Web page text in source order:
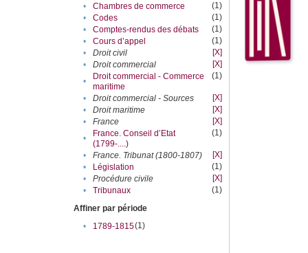
•
Chambres de commerce
(1)
•
Codes
(1)
•
Comptes-rendus des débats
(1)
•
Cours d’appel
(1)
•
Droit civil
[X]
•
Droit commercial
[X]
•
Droit commercial - Commerce
maritime
(1)
• Droit commercial - Sources
[X]
•
Droit maritime
[X]
•
France
[X]
•
France. Conseil d’Etat
(1799-....)
(1)
• France. Tribunat (1800-1807)
[X]
•
Législation
(1)
•
Procédure civile
[X]
•
Tribunaux
(1)
Affiner par période
•
1789-1815(1)